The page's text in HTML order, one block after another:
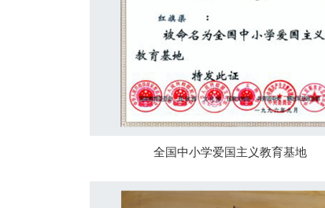
全国中小学爱国主义教育基地